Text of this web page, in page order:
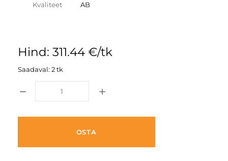
Kvaliteet AB
Hind: 311.44 €/tk
Saadaval: 2 tk
OSTA